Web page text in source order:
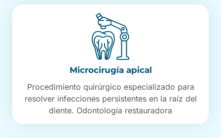
Microcirugía apical
Procedimiento quirúrgico especializado para
resolver infecciones persistentes en la raíz del
diente. Odontología restauradora